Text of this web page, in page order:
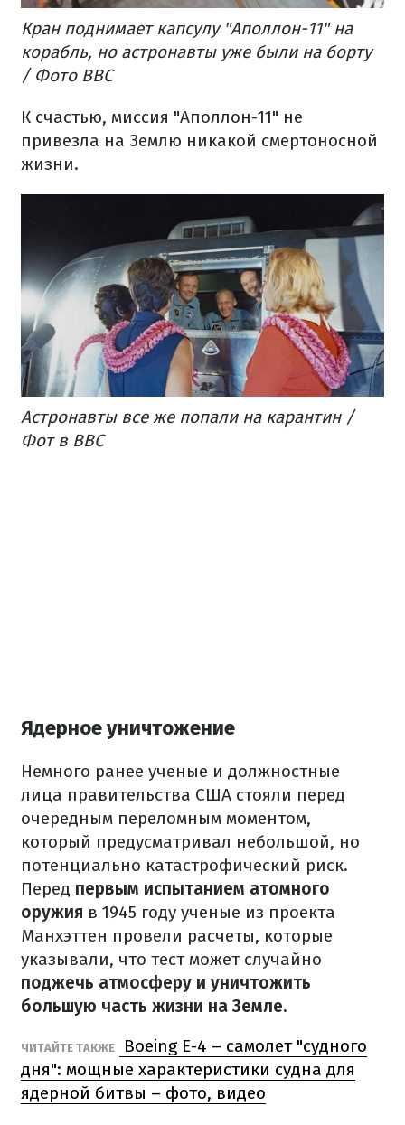
Кран поднимает капсулу "Аполлон-11" на
корабль, но астронавты уже были на борту
/ Фото ВВС
К счастью, миссия "Аполлон-11" не
привезла на Землю никакой смертоносной
жизни.
Астронавты все же попали на карантин /
Фот в ВВС
Ядерное уничтожение
Немного ранее ученые и должностные
лица правительства США стояли перед
очередным переломным моментом,
который предусматривал небольшой, но
потенциально катастрофический риск.
Перед первым испытанием атомного
оружия в 1945 году ученые из проекта
Манхэттен провели расчеты, которые
указывали, что тест может случайно
поджечь атмосферу и уничтожить
большую часть жизни на Земле.
ЧИТАЙТЕ ТАКЖЕ
Boeing E-4 – самолет "судного
дня": мощные характеристики судна для
ядерной битвы – фото, видео